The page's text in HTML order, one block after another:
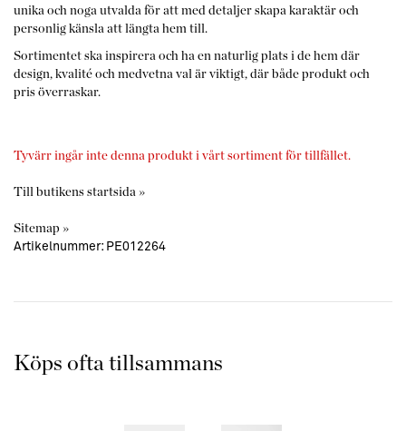
unika och noga utvalda för att med detaljer skapa karaktär och
personlig känsla att längta hem till.
Sortimentet ska inspirera och ha en naturlig plats i de hem där
design, kvalité och medvetna val är viktigt, där både produkt och
pris överraskar.
Tyvärr ingår inte denna produkt i vårt sortiment för tillfället.
Till butikens startsida »
Sitemap »
Artikelnummer: PE012264
Köps ofta tillsammans